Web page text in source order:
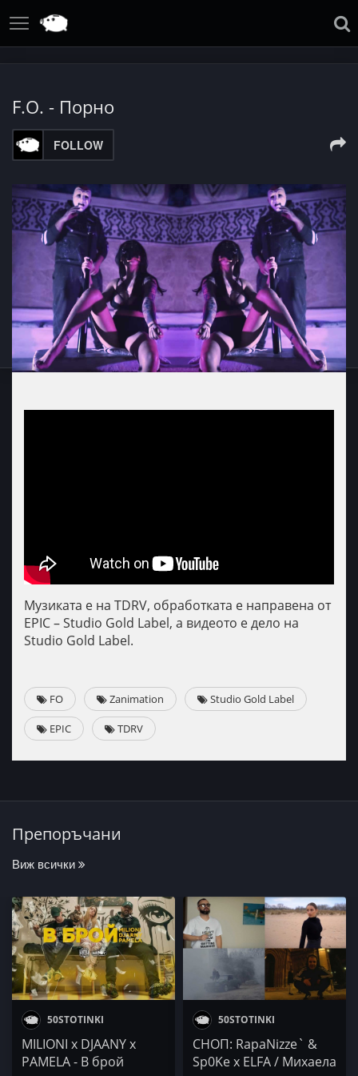
F.O. - Порно
FOLLOW
Музиката е на TDRV, обработката е направена от
EPIC – Studio Gold Label, а видеото е дело на
Studio Gold Label.
FO Zanimation Studio Gold Label
EPIC TDRV
Препоръчани
Виж всички
50STOTINKI
MILIONI x DJAANY x
PAMELA - В брой
50STOTINKI
СНОП: RapaNizze` &
Sp0Ke x ELFA / Михаела